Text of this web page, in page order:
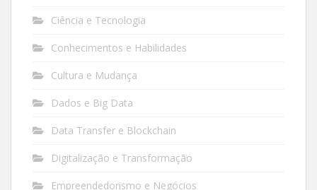
Ciência e Tecnologia
Conhecimentos e Habilidades
Cultura e Mudança
Dados e Big Data
Data Transfer e Blockchain
Digitalização e Transformação
Empreendedorismo e Negócios